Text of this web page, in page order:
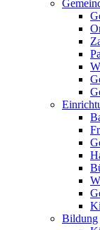
Bildung